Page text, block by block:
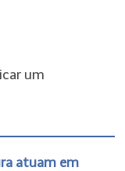
um
atuam em